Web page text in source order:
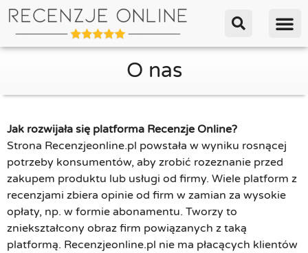
O nas
Jak rozwijała się platforma Recenzje Online?
Strona Recenzjeonline.pl powstała w wyniku rosnącej
potrzeby konsumentów, aby zrobić rozeznanie przed
zakupem produktu lub usługi od firmy. Wiele platform z
recenzjami zbiera opinie od firm w zamian za wysokie
opłaty, np. w formie abonamentu. Tworzy to
zniekształcony obraz firm powiązanych z taką
platformą. Recenzjeonline.pl nie ma płacących klientów